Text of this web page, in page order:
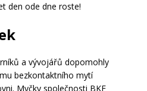
den ode dne roste!
a vývojářů dopomohly
bezkontaktního mytí
Myčky společnosti BKF